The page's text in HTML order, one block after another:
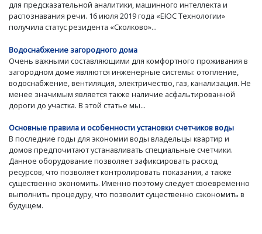
для предсказательной аналитики, машинного интеллекта и
распознавания речи. 16 июля 2019 года «ЕЮС Технологии»
получила статус резидента «Сколково»...
Водоснабжение загородного дома
Очень важными составляющими для комфортного проживания в
загородном доме являются инженерные системы: отопление,
водоснабжение, вентиляция, электричество, газ, канализация. Не
менее значимым является также наличие асфальтированной
дороги до участка. В этой статье мы...
Основные правила и особенности установки счетчиков воды
В последние годы для экономии воды владельцы квартир и
домов предпочитают устанавливать специальные счетчики.
Данное оборудование позволяет зафиксировать расход
ресурсов, что позволяет контролировать показания, а также
существенно экономить. Именно поэтому следует своевременно
выполнить процедуру, что позволит существенно сэкономить в
будущем.